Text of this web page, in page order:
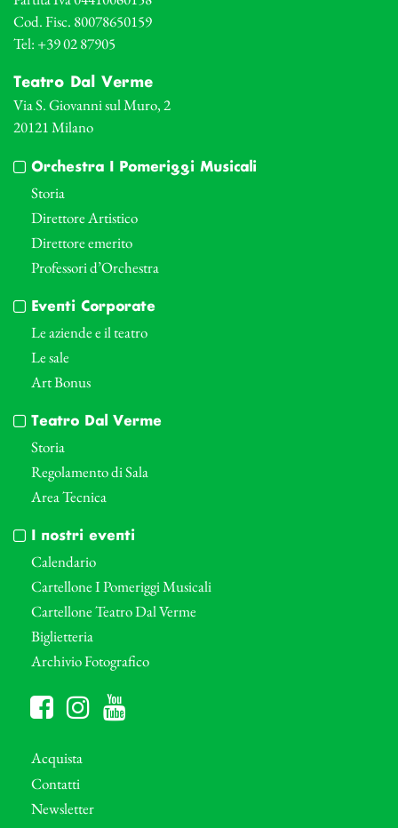
Cod. Fisc. 80078650159
Tel: +39 02 87905
Teatro Dal Verme
Via S. Giovanni sul Muro, 2
20121 Milano
Orchestra I Pomeriggi Musicali
Storia
Direttore Artistico
Direttore emerito
Professori d’Orchestra
Eventi Corporate
Le aziende e il teatro
Le sale
Art Bonus
Teatro Dal Verme
Storia
Regolamento di Sala
Area Tecnica
I nostri eventi
Calendario
Cartellone I Pomeriggi Musicali
Cartellone Teatro Dal Verme
Biglietteria
Archivio Fotografico
Acquista
Contatti
Newsletter